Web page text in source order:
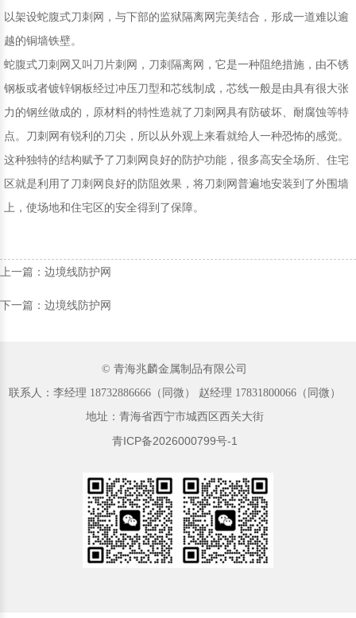
以架设蛇腹式刀刺网，与下部的监狱隔离网完美结合，形成一道难以逾
越的铜墙铁壁。
蛇腹式刀刺网又叫刀片刺网，刀刺隔离网，它是一种阻绝措施，由不锈
钢板或者镀锌钢板经过冲压刀型和芯线制成，芯线一般是由具有很大张
力的钢丝做成的，原材料的特性造就了刀刺网具有防破坏、耐腐蚀等特
点。刀刺网有锐利的刀尖，所以从外观上来看就给人一种恐怖的感觉。
这种独特的结构赋予了刀刺网良好的防护功能，很多高安全场所、住宅
区就是利用了刀刺网良好的防阻效果，将刀刺网普遍地安装到了外围墙
上，使场地和住宅区的安全得到了保障。
上一篇：边境线防护网
下一篇：边境线防护网
© 青海兆麟金属制品有限公司
联系人：李经理‬ 18732886666（同微）‬‬ 赵经理 17831800066（同微）
地址：青海省西宁市城西区西关大街
青ICP备2026000799号-1